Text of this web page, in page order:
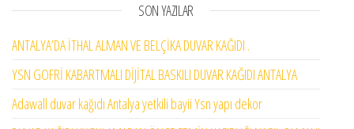
SON YAZILAR
ANTALYA’DA İTHAL ALMAN VE BELÇİKA DUVAR KAĞIDI .
YSN GOFRİ KABARTMALI DİJİTAL BASKILI DUVAR KAĞIDI ANTALYA
Adawall duvar kağıdı Antalya yetkili bayii Ysn yapı dekor